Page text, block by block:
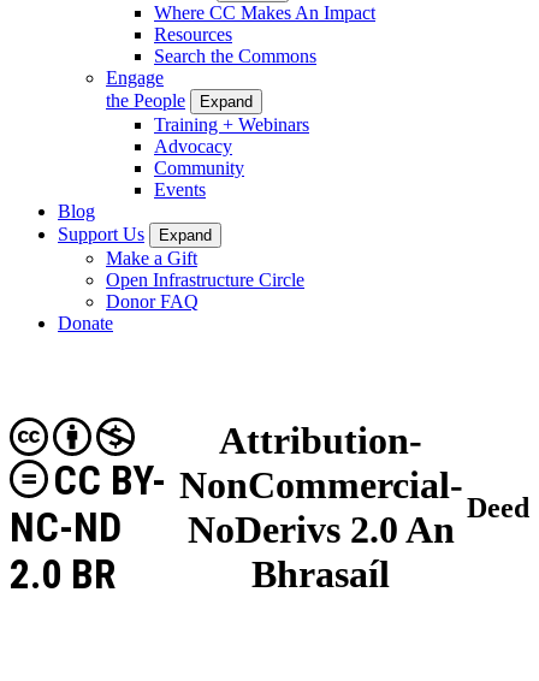
Where CC Makes An Impact
Resources
Search the Commons
Engage
the People
Expand
Training + Webinars
Advocacy
Community
Events
Blog
Support Us
Expand
Make a Gift
Open Infrastructure Circle
Donor FAQ
Donate
Attribution-
NonCommercial-
NoDerivs 2.0 An
Bhrasaíl
CC BY-
NC-ND
2.0 BR
Deed